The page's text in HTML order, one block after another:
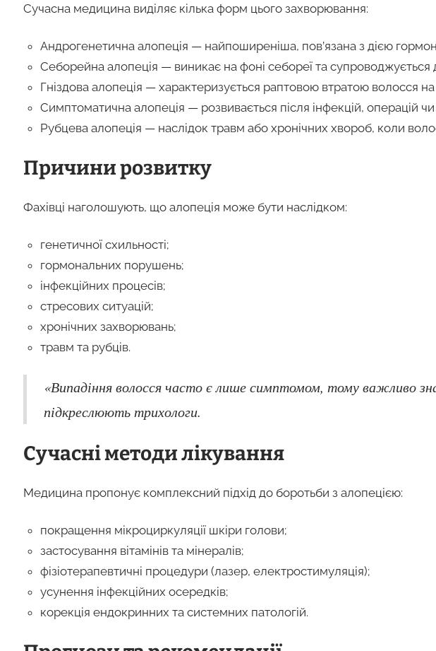
Сучасна медицина виділяє кілька форм цього захворювання:
Андрогенетична алопеція — найпоширеніша, пов’язана з дією
Себорейна алопеція — виникає на фоні себореї та
Гніздова алопеція — характеризується раптовою втратою волосся
Симптоматична алопеція — розвивається після інфекцій, операцій чи
Рубцева алопеція — наслідок травм або хронічних хвороб, коли
Причини розвитку
Фахівці наголошують, що алопеція може бути наслідком:
генетичної схильності;
гормональних порушень;
інфекційних процесів;
стресових ситуацій;
хронічних захворювань;
травм та рубців.
«Випадіння волосся часто є лише симптомом, тому важливо
підкреслюють трихологи.
Сучасні методи лікування
Медицина пропонує комплексний підхід до боротьби з алопецією:
покращення мікроциркуляції шкіри голови;
застосування вітамінів та мінералів;
фізіотерапевтичні процедури (лазер, електростимуляція);
усунення інфекційних осередків;
корекція ендокринних та системних патологій.